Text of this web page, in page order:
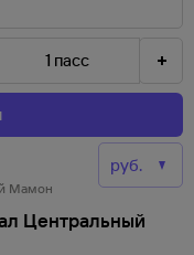
1 пасс
Мамон
Центральный